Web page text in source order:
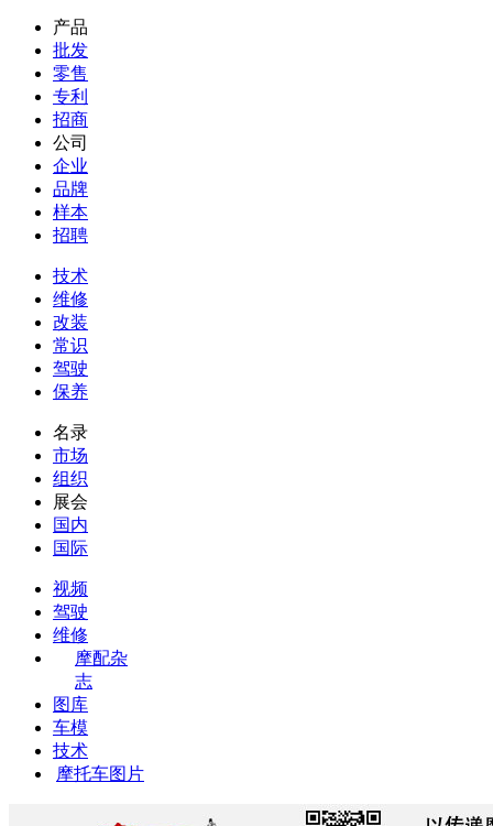
产品
批发
零售
专利
招商
公司
企业
品牌
样本
招聘
技术
维修
改装
常识
驾驶
保养
名录
市场
组织
展会
国内
国际
视频
驾驶
维修
摩配杂
志
图库
车模
技术
摩托车图片